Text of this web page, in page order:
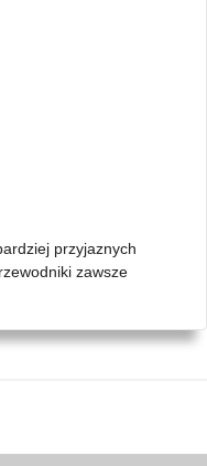
przyjaznych
zawsze